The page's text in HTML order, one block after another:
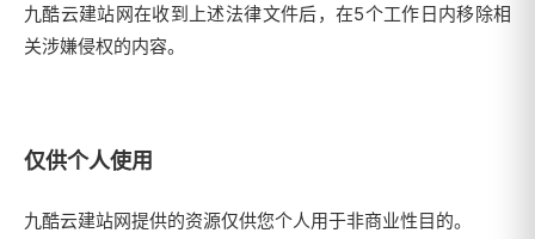
九酷云建站网在收到上述法律文件后，在5个工作日内移除相
关涉嫌侵权的内容。
仅供个人使用
九酷云建站网提供的资源仅供您个人用于非商业性目的。